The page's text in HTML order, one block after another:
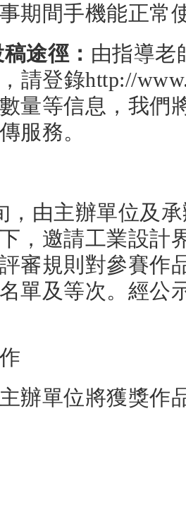
期間手機能正常
途徑： 由指導老
請登錄http://
量等信息，我們
服務。
，由主辦單位及
，邀請工業設計
審規則對參賽作
單及等次。經公
辦單位將獲獎作